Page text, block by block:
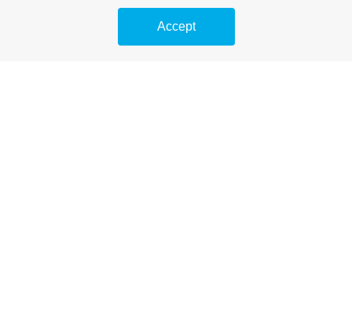
Duguláselhárítás természetes módon
Accept